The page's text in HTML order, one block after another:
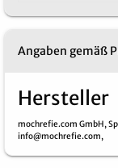
Angaben gemäß
Hersteller
mochrefie.com GmbH,
info@mochrefie.com,